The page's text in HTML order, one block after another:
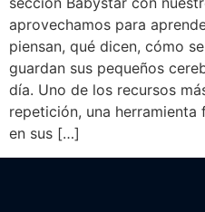
aprovechamos para
piensan, qué dicen, cómo
guardan sus pequeños
día. Uno de los recursos
repetición, una herramienta
en sus […]